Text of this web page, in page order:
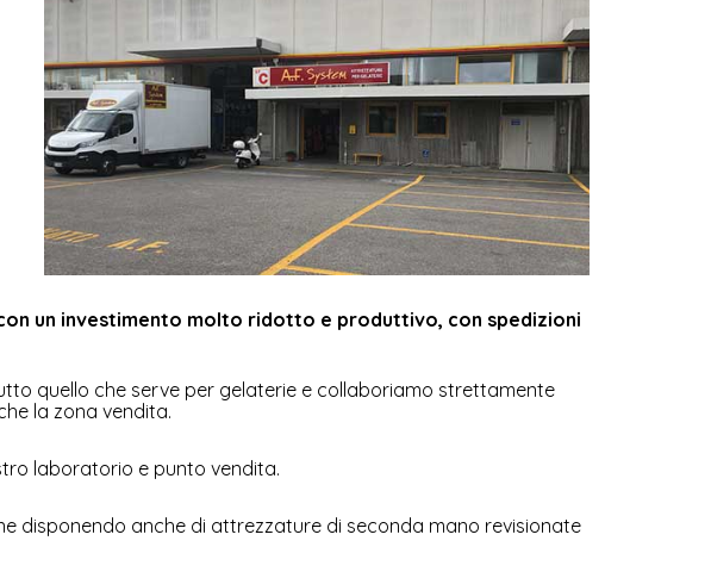
quello che serve per gelaterie e collaboriamo strettamente
la zona vendita.
laboratorio e punto vendita.
disponendo anche di attrezzature di seconda mano revisionate